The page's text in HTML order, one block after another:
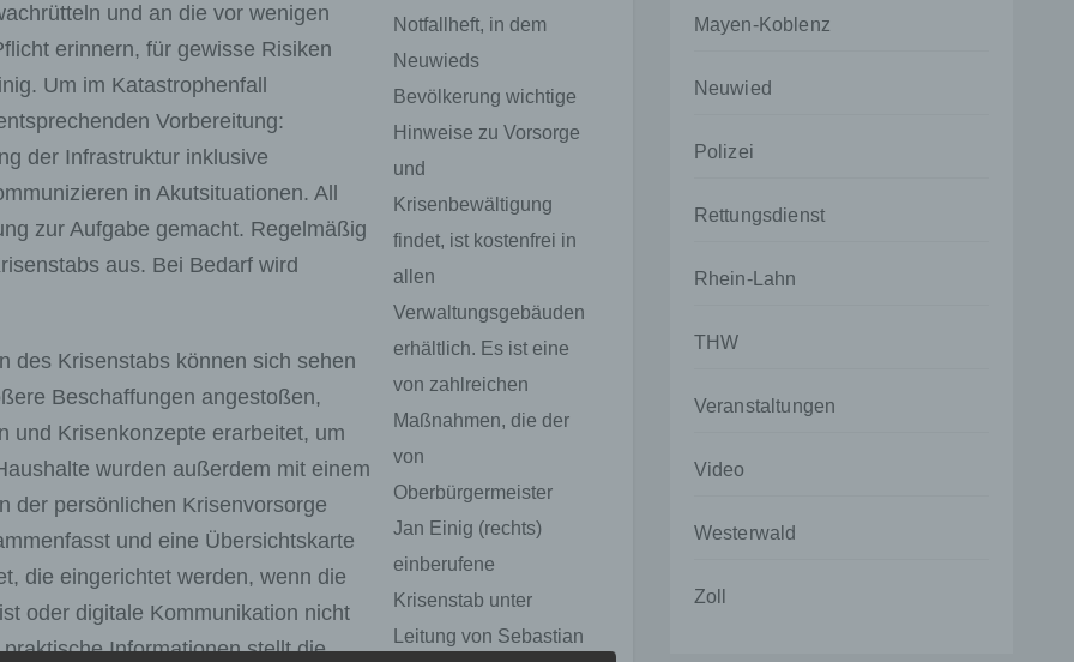
Notfallheft, in dem
Neuwieds
Bevölkerung wichtige
Hinweise zu Vorsorge
und
Krisenbewältigung
findet, ist kostenfrei in
allen
Verwaltungsgebäuden
erhältlich. Es ist eine
von zahlreichen
Maßnahmen, die der
von
Oberbürgermeister
Jan Einig (rechts)
einberufene
Krisenstab unter
Leitung von Sebastian
und an die vor wenigen
erinnern, für gewisse Risiken
Um im Katastrophenfall
Vorbereitung:
der Infrastruktur inklusive
in Akutsituationen. All
zur Aufgabe gemacht. Regelmäßig
aus. Bei Bedarf wird
des Krisenstabs können sich sehen
Beschaffungen angestoßen,
und Krisenkonzepte erarbeitet, um
wurden außerdem mit einem
der persönlichen Krisenvorsorge
und eine Übersichtskarte
die eingerichtet werden, wenn die
oder digitale Kommunikation nicht
Informationen stellt die
Mayen-Koblenz
Neuwied
Polizei
Rettungsdienst
Rhein-Lahn
THW
Veranstaltungen
Video
Westerwald
Zoll